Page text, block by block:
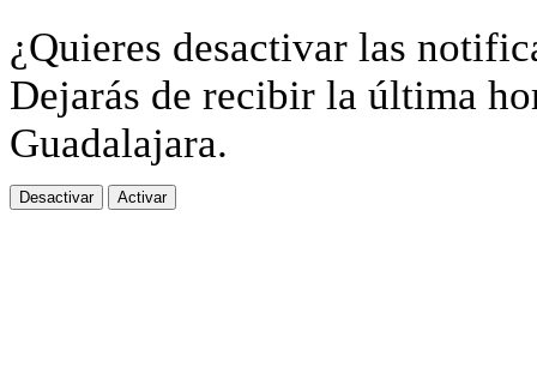
¿Quieres desactivar las
Dejarás de recibir la última
Guadalajara.
Desactivar Activar